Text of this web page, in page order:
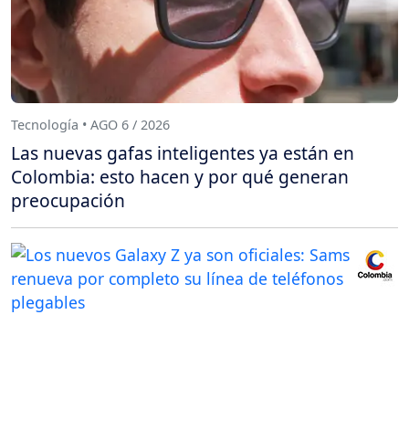
Tecnología • AGO 6 / 2026
Las nuevas gafas inteligentes ya están en
Colombia: esto hacen y por qué generan
preocupación